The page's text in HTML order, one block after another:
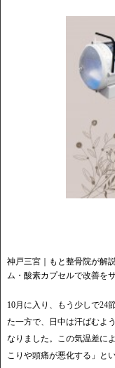
神戸三宮｜もと整骨院が解
ム・酸素カプセルで改善を
10月に入り、もう少しで24
た一方で、日中は汗ばむよ
なりました。この気温差に
こりや頭痛が悪化する」と